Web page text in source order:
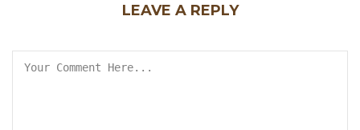
LEAVE A REPLY